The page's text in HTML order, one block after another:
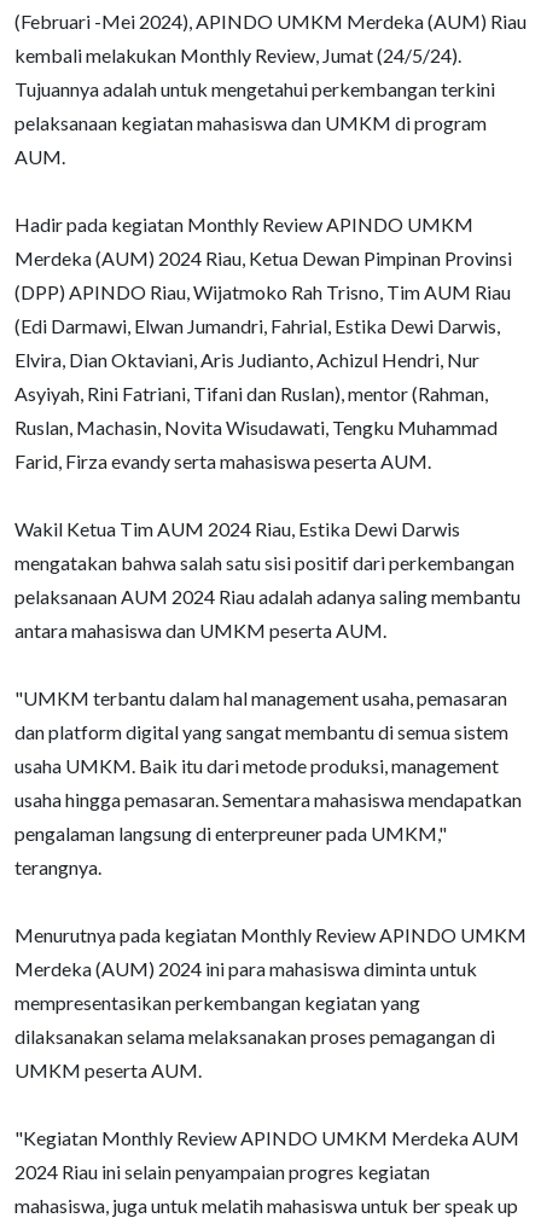
(Februari -Mei 2024), APINDO UMKM Merdeka (AUM) Riau
kembali melakukan Monthly Review, Jumat (24/5/24).
Tujuannya adalah untuk mengetahui perkembangan terkini
pelaksanaan kegiatan mahasiswa dan UMKM di program
AUM.
Hadir pada kegiatan Monthly Review APINDO UMKM
Merdeka (AUM) 2024 Riau, Ketua Dewan Pimpinan Provinsi
(DPP) APINDO Riau, Wijatmoko Rah Trisno, Tim AUM Riau
(Edi Darmawi, Elwan Jumandri, Fahrial, Estika Dewi Darwis,
Elvira, Dian Oktaviani, Aris Judianto, Achizul Hendri, Nur
Asyiyah, Rini Fatriani, Tifani dan Ruslan), mentor (Rahman,
Ruslan, Machasin, Novita Wisudawati, Tengku Muhammad
Farid, Firza evandy serta mahasiswa peserta AUM.
Wakil Ketua Tim AUM 2024 Riau, Estika Dewi Darwis
mengatakan bahwa salah satu sisi positif dari perkembangan
pelaksanaan AUM 2024 Riau adalah adanya saling membantu
antara mahasiswa dan UMKM peserta AUM.
"UMKM terbantu dalam hal management usaha, pemasaran
dan platform digital yang sangat membantu di semua sistem
usaha UMKM. Baik itu dari metode produksi, management
usaha hingga pemasaran. Sementara mahasiswa mendapatkan
pengalaman langsung di enterpreuner pada UMKM,"
terangnya.
Menurutnya pada kegiatan Monthly Review APINDO UMKM
Merdeka (AUM) 2024 ini para mahasiswa diminta untuk
mempresentasikan perkembangan kegiatan yang
dilaksanakan selama melaksanakan proses pemagangan di
UMKM peserta AUM.
"Kegiatan Monthly Review APINDO UMKM Merdeka AUM
2024 Riau ini selain penyampaian progres kegiatan
mahasiswa, juga untuk melatih mahasiswa untuk ber speak up